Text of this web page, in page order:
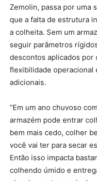
Zemolin, passa por uma
que a falta de estrutura
a colheita. Sem um
seguir parâmetros
descontos aplicados por
flexibilidade operacional
adicionais.
“Em um ano chuvoso
armazém pode entrar
bem mais cedo, colher
você vai ter para secar
Então isso impacta
colhendo úmido e